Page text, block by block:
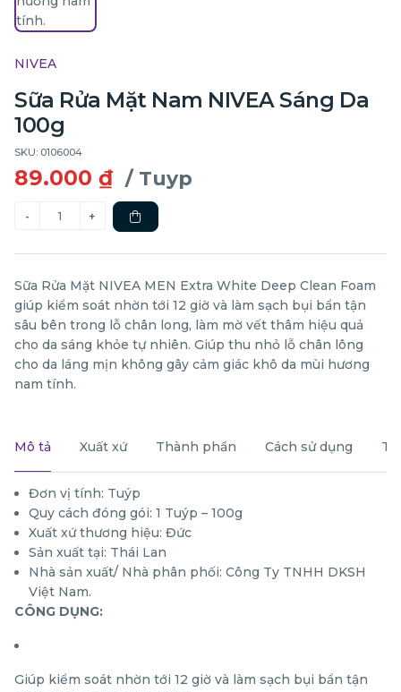
NIVEA
Sữa Rửa Mặt Nam NIVEA Sáng Da
100g
SKU: 0106004
89.000 ₫ / Tuyp
Sữa Rửa Mặt NIVEA MEN Extra White Deep Clean Foam
giúp kiểm soát nhờn tới 12 giờ và làm sạch bụi bẩn tận
sâu bên trong lỗ chân long, làm mờ vết thâm hiệu quả
cho da sáng khỏe tự nhiên. Giúp thu nhỏ lỗ chân lông
cho da láng mịn không gây cảm giác khô da mùi hương
nam tính.
Mô tả Xuất xứ Thành phần Cách sử dụng
Đơn vị tính: Tuýp
Quy cách đóng gói: 1 Tuýp – 100g
Xuất xứ thương hiệu: Đức
Sản xuất tại: Thái Lan
Nhà sản xuất/ Nhà phân phối: Công Ty TNHH DKSH
Việt Nam.
CÔNG DỤNG:
Giúp kiểm soát nhờn tới 12 giờ và làm sạch bụi bẩn tận